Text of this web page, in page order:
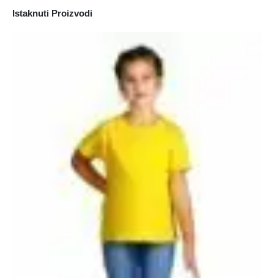
Istaknuti Proizvodi